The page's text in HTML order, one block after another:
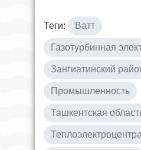
Теги: Ватт
Газотурбинная
Зангиатинский
Промышленность
Ташкентская